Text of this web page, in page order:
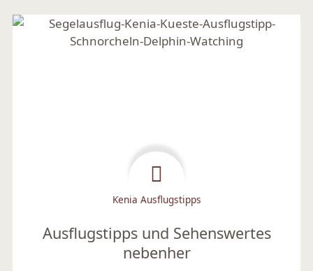
Kenia Ausflugstipps
Ausflugstipps und Sehenswertes
nebenher